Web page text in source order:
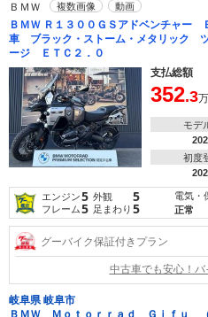
ＢＭＷ 複数画像 動画
ＢＭＷ Ｒ１３００ＧＳアドベンチャー
車 ブラック・ストーム・メタリック
ージ ＥＴＣ２．０
支払総額
352.3
モデ
初度
エンジン5 外観 5
フレーム5 足まわり 5
電気・
正常
グーバイク保証付きプラン
中古車でも安心！バ
岐阜県 岐阜市
ＢＭＷ Ｍｏｔｏｒｒａｄ Ｇｉｆｕ （